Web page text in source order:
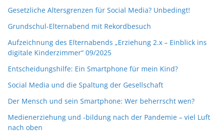
Gesetzliche Altersgrenzen für Social Media? Unbedingt!
Grundschul-Elternabend mit Rekordbesuch
Aufzeichnung des Elternabends „Erziehung 2.x – Einblick ins
digitale Kinderzimmer“ 09/2025
Entscheidungshilfe: Ein Smartphone für mein Kind?
Social Media und die Spaltung der Gesellschaft
Der Mensch und sein Smartphone: Wer beherrscht wen?
Medienerziehung und -bildung nach der Pandemie – viel Luft
nach oben